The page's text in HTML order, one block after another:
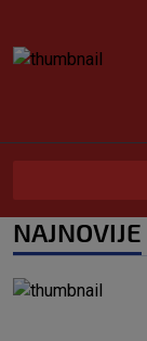
NAJNOVIJE